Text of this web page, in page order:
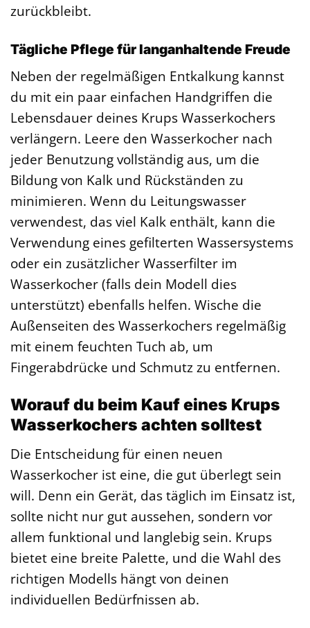
zurückbleibt.
Tägliche Pflege für langanhaltende Freude
Neben der regelmäßigen Entkalkung kannst
du mit ein paar einfachen Handgriffen die
Lebensdauer deines Krups Wasserkochers
verlängern. Leere den Wasserkocher nach
jeder Benutzung vollständig aus, um die
Bildung von Kalk und Rückständen zu
minimieren. Wenn du Leitungswasser
verwendest, das viel Kalk enthält, kann die
Verwendung eines gefilterten Wassersystems
oder ein zusätzlicher Wasserfilter im
Wasserkocher (falls dein Modell dies
unterstützt) ebenfalls helfen. Wische die
Außenseiten des Wasserkochers regelmäßig
mit einem feuchten Tuch ab, um
Fingerabdrücke und Schmutz zu entfernen.
Worauf du beim Kauf eines Krups
Wasserkochers achten solltest
Die Entscheidung für einen neuen
Wasserkocher ist eine, die gut überlegt sein
will. Denn ein Gerät, das täglich im Einsatz ist,
sollte nicht nur gut aussehen, sondern vor
allem funktional und langlebig sein. Krups
bietet eine breite Palette, und die Wahl des
richtigen Modells hängt von deinen
individuellen Bedürfnissen ab.